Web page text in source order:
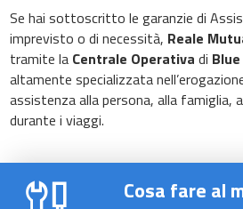
Se hai sottoscritto le garanzie di
imprevisto o di necessità, Reale
tramite laCentrale Operativa di
altamente specializzata
assistenza alla persona, alla famiglia,
durante i viaggi.
Cosa fare al